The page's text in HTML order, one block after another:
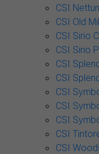
CSI
CSI Old
CSI Sirio
CSI Sirio
CSI
CSI
CSI
CSI
CSI
CSI
CSI